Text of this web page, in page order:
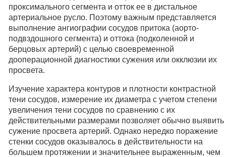
проксимального сегмента и отток ее в дистальное
артериальное русло. Поэтому важным представляется
выполнение ангиографии сосудов притока (аорто-
подвздошного сегмента) и оттока (подколенной и
берцовых артерий) с целью своевременной
дооперационной диагностики сужения или окклюзии их
просвета.
Изучение характера контуров и плотности контрастной
тени сосудов, измерение их диаметра с учетом степени
увеличения тени сосудов по сравнению с их
действительными размерами позволяет обычно выявить
сужение просвета артерий. Однако нередко поражение
стенки сосудов оказывалось в действительности на
большем протяжении и значительнее выраженным, чем